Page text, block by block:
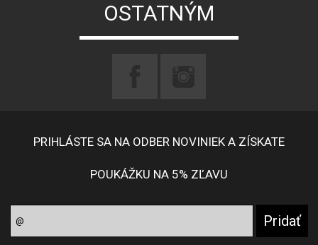
OSTATNÝM
PRIHLÁSTE SA NA ODBER NOVINIEK A ZÍSKATE
POUKÁŽKU NA 5% ZĽAVU